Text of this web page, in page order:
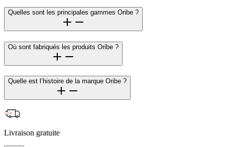
Quelles sont les principales gammes Oribe ?
Où sont fabriqués les produits Oribe ?
Quelle est l’histoire de la marque Oribe ?
Livraison gratuite